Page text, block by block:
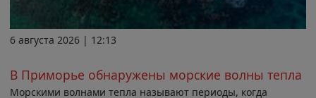
6 августа 2026 | 12:13
В Приморье обнаружены морские волны тепла
Морскими волнами тепла называют периоды, когда